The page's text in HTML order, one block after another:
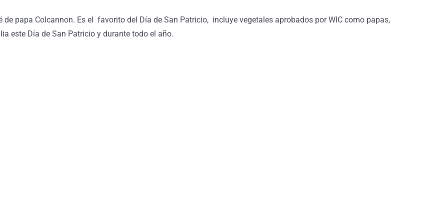
de papa Colcannon. Es el favorito del Día de San Patricio, incluye vegetales aprobados por WIC como papas,
este Día de San Patricio y durante todo el año.